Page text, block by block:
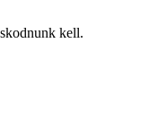
kell.